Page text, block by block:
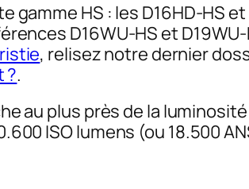
HS : les D16HD-HS
D16WU-HS et
, relisez notre dernier
?.
au plus près de la
ISO lumens (ou 18.500